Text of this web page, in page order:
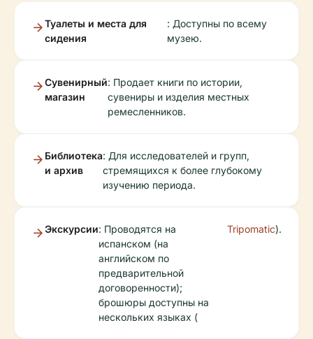
Туалеты и места для
сидения
: Доступны по всему
музею.
Сувенирный
магазин
: Продает книги по истории,
сувениры и изделия местных
ремесленников.
Библиотека
и архив
: Для исследователей и групп,
стремящихся к более глубокому
изучению периода.
Экскурсии: Проводятся на
испанском (на
английском по
предварительной
договоренности);
брошюры доступны на
нескольких языках (
Tripomatic).